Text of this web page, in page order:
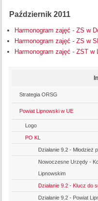
Październik 2011
Harmonogram zajęć - ZS w
Harmonogram zajęć - ZS w
Harmonogram zajęć - ZST w
Strategia ORSG
Powiat Lipnowski w UE
Logo
PO KL
Działanie 9.2 - Młodzież
Nowoczesne Urzędy -
Lipnowskim
Działanie 9.2 - Klucz do
Działanie 9.2 - Powiat